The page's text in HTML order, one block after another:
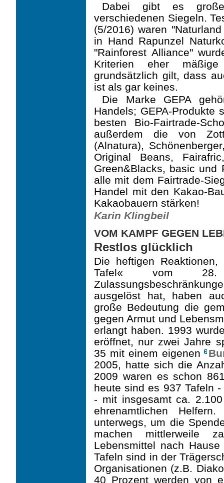
Dabei gibt es
verschiedenen Siegeln.
(5/2016) waren
in Hand Rapunzel
"Rainforest Alliance"
Kriterien eher
grundsätzlich gilt, dass
ist als gar keines.
Die Marke GEPA
Handels; GEPA-Produkte
besten Bio-Fairtrade-
außerdem die von
(Alnatura),
Original Beans,
Green&Blacks, basic und
alle mit dem Fairtrade-
Handel mit den Kakao-
Kakaobauern stärken!
Karin Klingbeil
VOM KAMPF GEGEN
Restlos glücklich
Die heftigen
Tafel« vom
ausgelöst hat, haben
große Bedeutung die
gegen Armut und
erlangt haben. 1993
eröffnet, nur zwei Jahre
35 mit einem eigenen
2005, hatte sich die
2009 waren es schon
heute sind es 937 Tafeln
- mit insgesamt ca.
ehrenamtlichen
unterwegs, um die
machen mittlerweile
Lebensmit­tel nach
Tafeln sind in der
Organisationen (z.B.
40 Prozent wer­den von